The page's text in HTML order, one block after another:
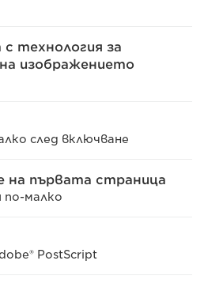
технология за
изображението
след включване
на първата страница
по-малко
PostScript